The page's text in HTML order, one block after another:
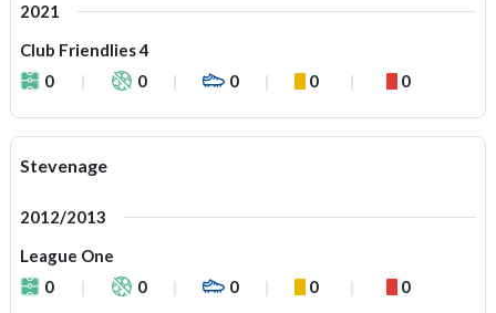
2021
Club Friendlies 4
0
0 0 0 0
Stevenage
2012/2013
League One
0
0 0 0 0